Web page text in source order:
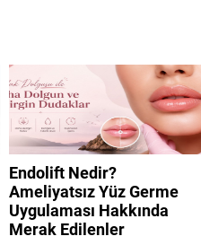
Endolift Nedir?
Ameliyatsız Yüz Germe
Uygulaması Hakkında
Merak Edilenler